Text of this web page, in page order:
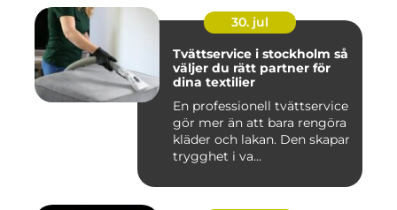
30. jul
Tvättservice i stockholm så
väljer du rätt partner för
dina textilier
En professionell tvättservice
gör mer än att bara rengöra
kläder och lakan. Den skapar
trygghet i va...